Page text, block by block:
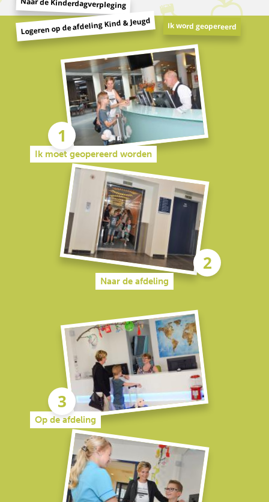
Naar de Kinderdagverpleging
Logeren op de afdeling Kind & Jeugd Ik word geopereerd
Ik moet geopereerd worden
Naar de afdeling
Op de afdeling